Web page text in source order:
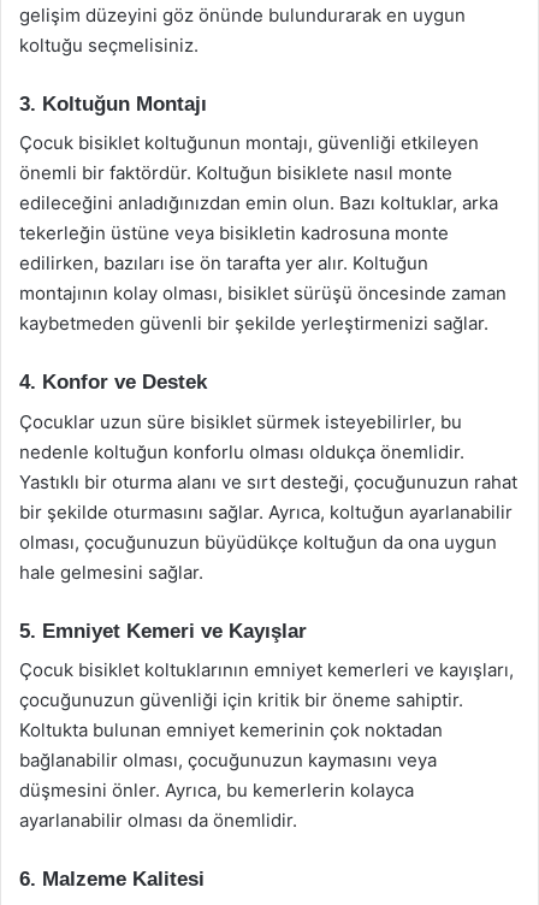
gelişim düzeyini göz önünde bulundurarak en uygun
koltuğu seçmelisiniz.
3. Koltuğun Montajı
Çocuk bisiklet koltuğunun montajı, güvenliği etkileyen
önemli bir faktördür. Koltuğun bisiklete nasıl monte
edileceğini anladığınızdan emin olun. Bazı koltuklar, arka
tekerleğin üstüne veya bisikletin kadrosuna monte
edilirken, bazıları ise ön tarafta yer alır. Koltuğun
montajının kolay olması, bisiklet sürüşü öncesinde zaman
kaybetmeden güvenli bir şekilde yerleştirmenizi sağlar.
4. Konfor ve Destek
Çocuklar uzun süre bisiklet sürmek isteyebilirler, bu
nedenle koltuğun konforlu olması oldukça önemlidir.
Yastıklı bir oturma alanı ve sırt desteği, çocuğunuzun rahat
bir şekilde oturmasını sağlar. Ayrıca, koltuğun ayarlanabilir
olması, çocuğunuzun büyüdükçe koltuğun da ona uygun
hale gelmesini sağlar.
5. Emniyet Kemeri ve Kayışlar
Çocuk bisiklet koltuklarının emniyet kemerleri ve kayışları,
çocuğunuzun güvenliği için kritik bir öneme sahiptir.
Koltukta bulunan emniyet kemerinin çok noktadan
bağlanabilir olması, çocuğunuzun kaymasını veya
düşmesini önler. Ayrıca, bu kemerlerin kolayca
ayarlanabilir olması da önemlidir.
6. Malzeme Kalitesi